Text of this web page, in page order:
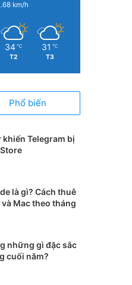
km/h
34 ℃
T2
31 ℃
T3
Phổ biến
khiến Telegram bị
là gì? Cách thuê
Mac theo tháng
những gì đặc sắc
cuối năm?